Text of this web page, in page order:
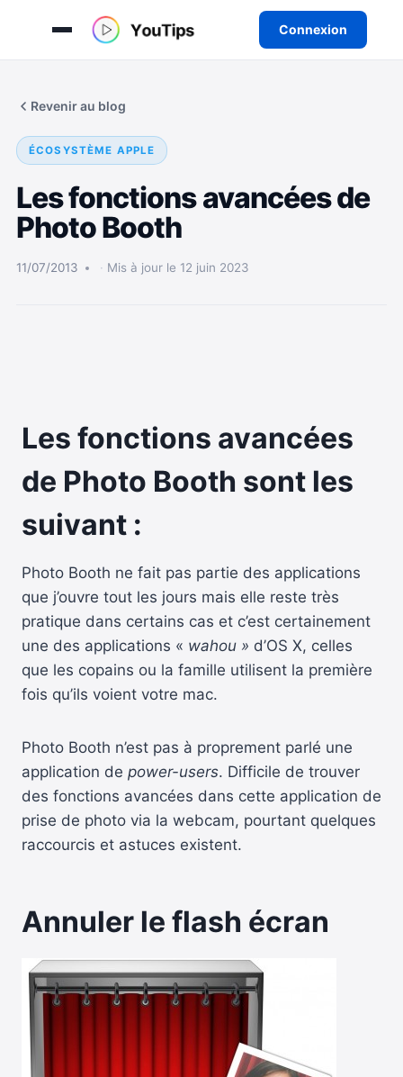
Connexion
Revenir au blog
ÉCOSYSTÈME APPLE
Les fonctions avancées de
Photo Booth
11/07/2013 Mis à jour le 12 juin 2023
Les fonctions avancées
de Photo Booth sont les
suivant :
Photo Booth ne fait pas partie des applications
que j’ouvre tout les jours mais elle reste très
pratique dans certains cas et c’est certainement
une des applications « wahou » d’OS X, celles
que les copains ou la famille utilisent la première
fois qu’ils voient votre mac.
Photo Booth n’est pas à proprement parlé une
application de power-users. Difficile de trouver
des fonctions avancées dans cette application de
prise de photo via la webcam, pourtant quelques
raccourcis et astuces existent.
Annuler le flash écran